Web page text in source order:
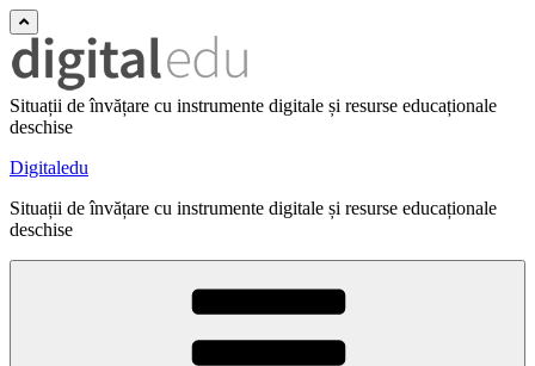
Situații de învățare cu instrumente digitale și resurse educaționale
deschise
Digitaledu
Situații de învățare cu instrumente digitale și resurse educaționale
deschise